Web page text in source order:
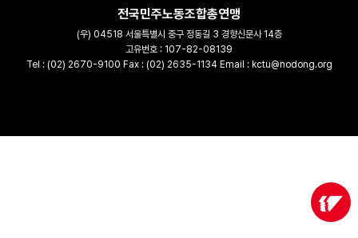
전국민주노동조합총연맹
(우) 04518 서울특별시 중구 정동길 3 경향신문사 14층
고유번호 : 107-82-08139
Tel : (02) 2670-9100 Fax : (02) 2635-1134 Email : kctu@nodong.org